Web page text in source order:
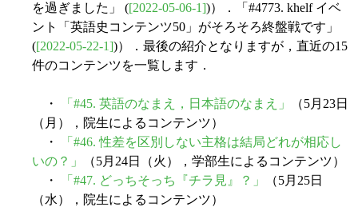
を過ぎました」 ([2022-05-06-1])）．「#4773. khelf イベ
ント「英語史コンテンツ50」がそろそろ終盤戦です」
([2022-05-22-1])）．最後の紹介となりますが，直近の15
件のコンテンツを一覧します．
・ 「#45. 英語のなまえ，日本語のなまえ」
（5月23日
（月），院生によるコンテンツ）
・
「#46. 性差を区別しない主格は結局どれが相応し
いの？」
（5月24日（火），学部生によるコンテンツ）
・
「#47. どっちそっち『チラ見』？」
（5月25日
（水），院生によるコンテンツ）